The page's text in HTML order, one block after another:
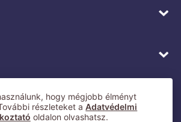
hogy mégjobb élményt
részleteket aAdatvédelmi
oldalon olvashatsz.